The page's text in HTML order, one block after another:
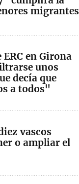
migrantes
en Girona
unos
decía que
a todos"
vascos
o ampliar el